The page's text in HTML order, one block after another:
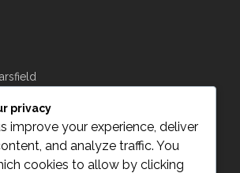
privacy
improve your experience, deliver
and analyze traffic. You
cookies to allow by clicking